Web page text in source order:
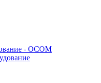
- OCOM